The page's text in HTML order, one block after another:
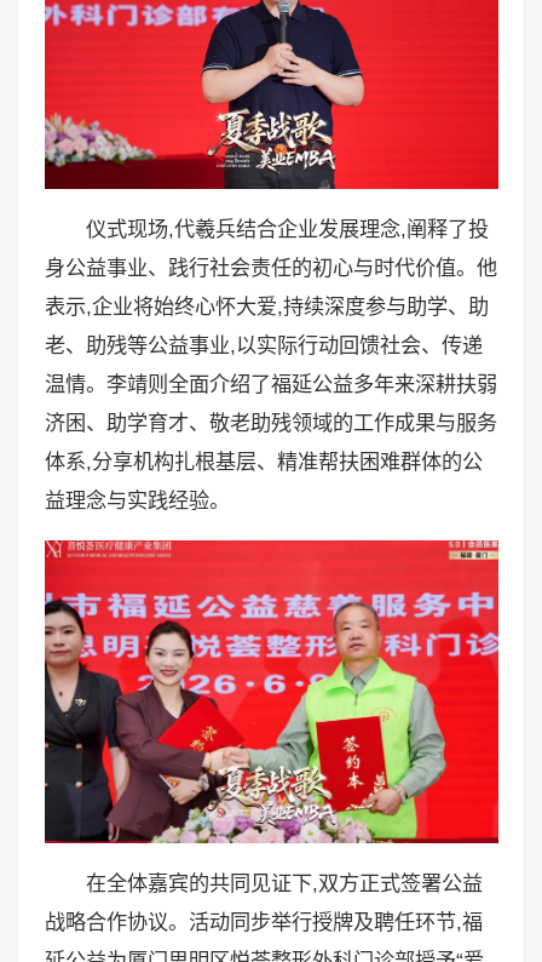
仪式现场,代羲兵结合企业发展理念,阐释了投
身公益事业、践行社会责任的初心与时代价值。他
表示,企业将始终心怀大爱,持续深度参与助学、助
老、助残等公益事业,以实际行动回馈社会、传递
温情。李靖则全面介绍了福延公益多年来深耕扶弱
济困、助学育才、敬老助残领域的工作成果与服务
体系,分享机构扎根基层、精准帮扶困难群体的公
益理念与实践经验。
在全体嘉宾的共同见证下,双方正式签署公益
战略合作协议。活动同步举行授牌及聘任环节,福